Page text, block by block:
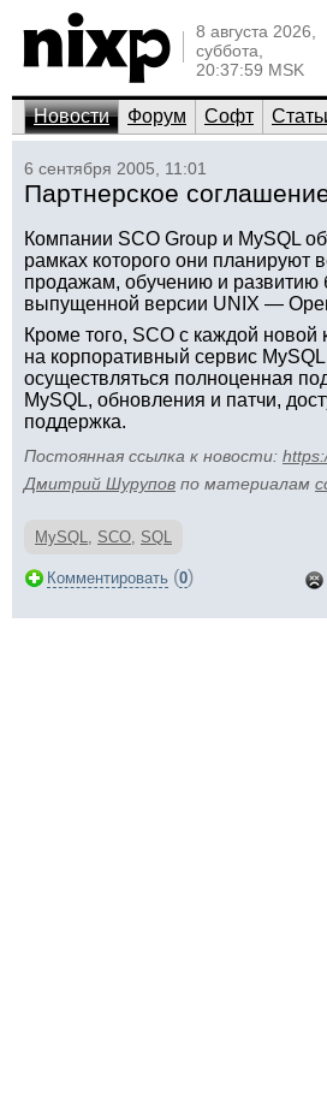
8 августа 2026,
суббота,
20:37:59 MSK
Новости Форум Софт
6 сентября 2005, 11:01
Партнерское
Компании SCO Group и MySQL
рамках которого они планируют
продажам, обучению и
выпущенной версии UNIX —
Кроме того, SCO с каждой новой
на корпоративный сервис
осуществляться полноценная
MySQL, обновления и патчи,
поддержка.
Постоянная ссылка к новости:
Дмитрий Шурупов по материалам
MySQL, SCO, SQL
Комментировать (0)